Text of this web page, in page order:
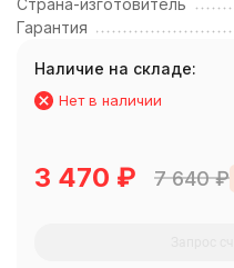
Страна-изготовитель
Гарантия
Наличие на складе:
Нет в наличии
3 470 ₽ 7 640₽